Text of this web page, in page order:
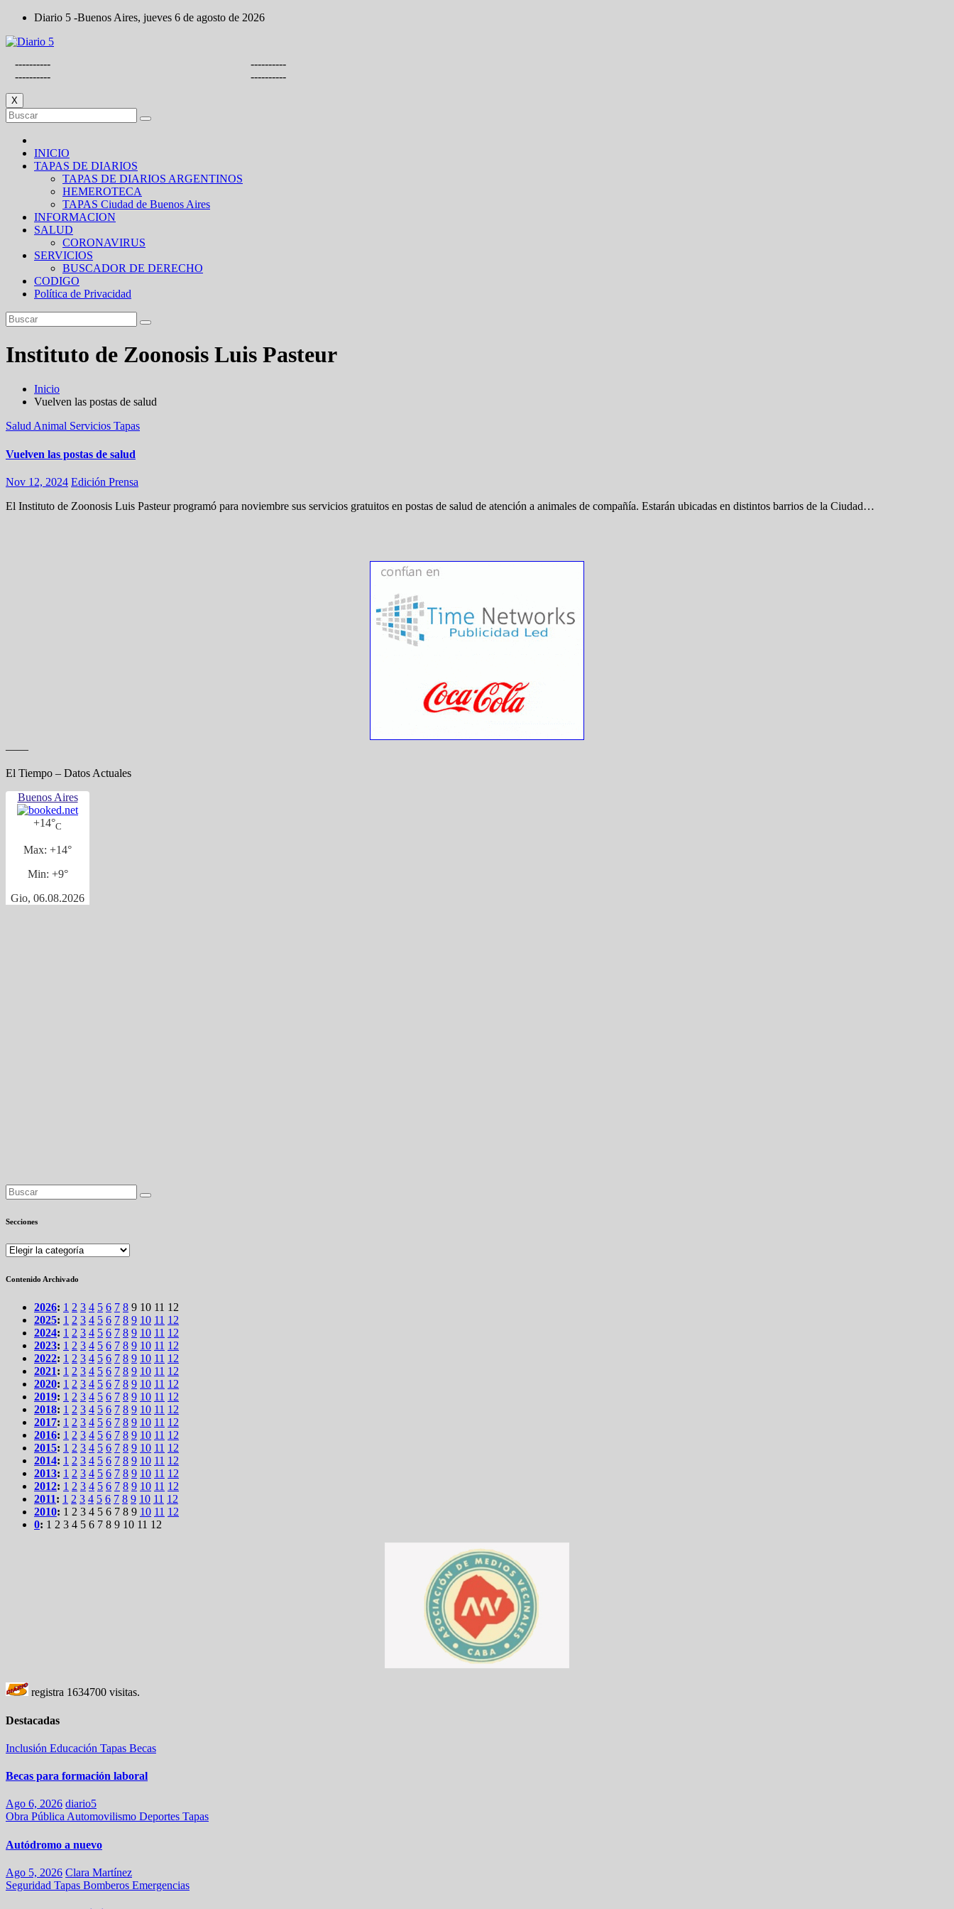
Saltar
contenido
Diario 5 -Buenos Aires, jueves 6 de agosto de 2026
----------
----------
----------
----------
X
INICIO
TAPAS DE DIARIOS
TAPAS DE DIARIOS ARGENTINOS
HEMEROTECA
TAPAS Ciudad de Buenos Aires
INFORMACION
SALUD
CORONAVIRUS
SERVICIOS
BUSCADOR DE DERECHO
CODIGO
Política de Privacidad
Instituto de Zoonosis Luis Pasteur
Inicio
Vuelven las postas de salud
Salud Animal Servicios Tapas
Vuelven las postas de salud
Nov 12, 2024 Edición Prensa
El Instituto de Zoonosis Luis Pasteur programó para noviembre sus servicios gratuitos en postas de salud de atención a animales de compañía. Estarán ubicadas en distintos barrios de la Ciudad…
——
El Tiempo – Datos Actuales
Buenos Aires
+14°C
Max: +14°
Min: +9°
Gio, 06.08.2026
Secciones
Secciones
Contenido Archivado
2026: 1 2 3 4 5 6 7 8 9 10 11 12
2025: 1 2 3 4 5 6 7 8 9 10 11 12
2024: 1 2 3 4 5 6 7 8 9 10 11 12
2023: 1 2 3 4 5 6 7 8 9 10 11 12
2022: 1 2 3 4 5 6 7 8 9 10 11 12
2021: 1 2 3 4 5 6 7 8 9 10 11 12
2020: 1 2 3 4 5 6 7 8 9 10 11 12
2019: 1 2 3 4 5 6 7 8 9 10 11 12
2018: 1 2 3 4 5 6 7 8 9 10 11 12
2017: 1 2 3 4 5 6 7 8 9 10 11 12
2016: 1 2 3 4 5 6 7 8 9 10 11 12
2015: 1 2 3 4 5 6 7 8 9 10 11 12
2014: 1 2 3 4 5 6 7 8 9 10 11 12
2013: 1 2 3 4 5 6 7 8 9 10 11 12
2012: 1 2 3 4 5 6 7 8 9 10 11 12
2011: 1 2 3 4 5 6 7 8 9 10 11 12
2010: 1 2 3 4 5 6 7 8 9 10 11 12
0: 1 2 3 4 5 6 7 8 9 10 11 12
registra 1634700 visitas.
Destacadas
Inclusión Educación Tapas Becas
Becas para formación laboral
Ago 6, 2026 diario5
Obra Pública Automovilismo Deportes Tapas
Autódromo a nuevo
Ago 5, 2026 Clara Martínez
Seguridad Tapas Bomberos Emergencias